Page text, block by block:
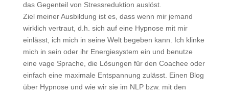
das Gegenteil von Stressreduktion auslöst.
Ziel meiner Ausbildung ist es, dass wenn mir jemand
wirklich vertraut, d.h. sich auf eine Hypnose mit mir
einlässt, ich mich in seine Welt begeben kann. Ich klinke
mich in sein oder ihr Energiesystem ein und benutze
eine vage Sprache, die Lösungen für den Coachee oder
einfach eine maximale Entspannung zulässt. Einen Blog
über Hypnose und wie wir sie im NLP bzw. mit den